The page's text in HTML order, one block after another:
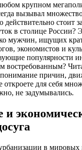
крупном
вызывал
стоит
в столице России?
мужчин, ищущих
экономистов и
популярности
востребованным?
понимание причин,
для себя
не задумывались.
в мировых